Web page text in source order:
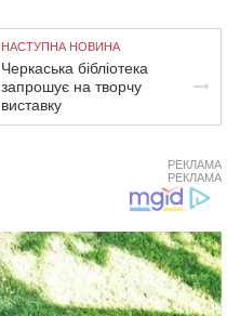
НАСТУПНА НОВИНА
Черкаська бібліотека
запрошує на творчу
виставку
РЕКЛАМА
РЕКЛАМА